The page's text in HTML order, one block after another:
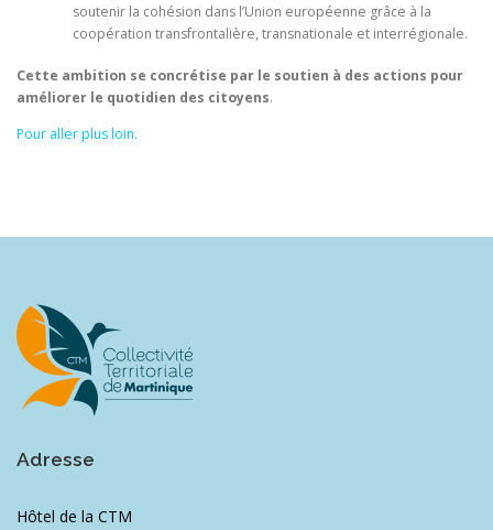
SIGNALER UNE FRAUDE
soutenir la cohésion dans l’Union européenne grâce à la
coopération transfrontalière, transnationale et interrégionale.
Cette ambition se concrétise par le soutien à des actions pour
améliorer le quotidien des citoyens.
Pour aller plus loin.
Adresse
Hôtel de la CTM